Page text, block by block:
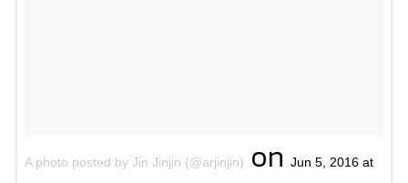
A photo posted by Jin Jinjin (@arjinjin) on Jun 5, 2016 at